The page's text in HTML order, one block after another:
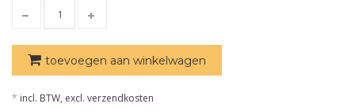
toevoegen aan winkelwagen
* incl. BTW, excl. verzendkosten